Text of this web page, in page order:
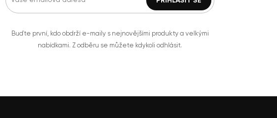
Buďte první, kdo obdrží e-maily s nejnovějšími produkty a velkými
nabídkami. Z odběru se můžete kdykoli odhlásit.